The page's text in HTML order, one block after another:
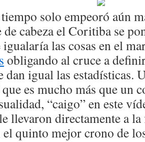
solo empeoró aún
de cabeza el Coritiba se
igualaría las cosas en el
obligando al cruce a
igual las estadísticas.
es mucho más que un
“caigo” en este
llevaron directamente a
el quinto mejor crono de